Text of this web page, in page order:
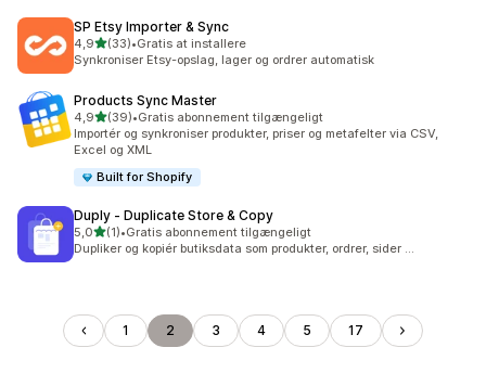
SP Etsy Importer & Sync
4,9ud af 5 stjerner
(33)
33 anmeldelser i alt
•Gratis at installere
Synkroniser Etsy-opslag, lager og ordrer automatisk
Products Sync Master
4,9ud af 5 stjerner
(39)
39 anmeldelser i alt
•Gratis abonnement tilgængeligt
Importér og synkroniser produkter, priser og metafelter via CSV,
Excel og XML
Built for Shopify
Duply ‑ Duplicate Store & Copy
5,0ud af 5 stjerner
(1)
1 anmeldelser i alt
•Gratis abonnement tilgængeligt
Dupliker og kopiér butiksdata som produkter, ordrer, sider ...
1 2 3 4 5 17